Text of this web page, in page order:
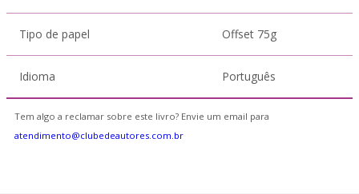
Tipo de papel Offset 75g
Idioma Português
Tem algo a reclamar sobre este livro? Envie um email para
atendimento@clubedeautores.com.br